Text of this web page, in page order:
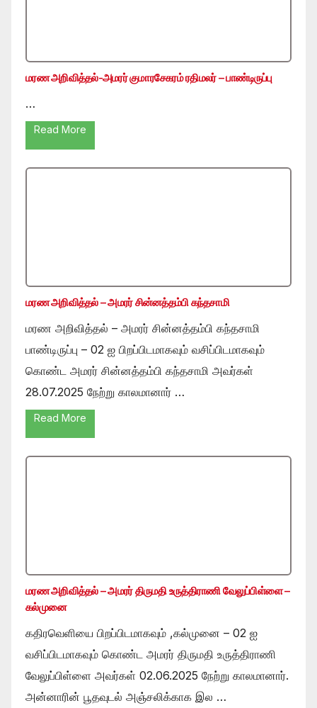
மரண அறிவித்தல்-அமரர் குமாரசேகரம் ரதிமலர் – பாண்டிருப்பு
…
Read More
மரண அறிவித்தல் – அமரர் சின்னத்தம்பி கந்தசாமி
மரண அறிவித்தல் – அமரர் சின்னத்தம்பி கந்தசாமி
பாண்டிருப்பு – 02 ஐ பிறப்பிடமாகவும் வசிப்பிடமாகவும்
கொண்ட அமரர் சின்னத்தம்பி கந்தசாமி அவர்கள்
28.07.2025 நேற்று காலமானார் …
Read More
மரண அறிவித்தல் – அமரர் திருமதி உருத்திராணி வேலுப்பிள்ளை –
கல்முனை
கதிரவெளியை பிறப்பிடமாகவும் ,கல்முனை – 02 ஐ
வசிப்பிடமாகவும் கொண்ட அமரர் திருமதி உருத்திராணி
வேலுப்பிள்ளை அவர்கள் 02.06.2025 நேற்று காலமானார்.
அன்னாரின் பூதவுடல் அஞ்சலிக்காக இல …